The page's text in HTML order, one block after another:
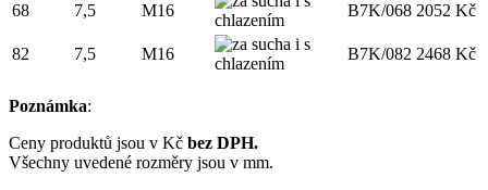
68
7,5 M16 B7K/068 2052 Kč
82 7,5 M16 B7K/082 2468 Kč
Poznámka:
Ceny produktů jsou v Kč bez DPH.
Všechny uvedené rozměry jsou v mm.